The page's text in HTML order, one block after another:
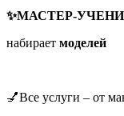
✨МАСТЕР-
набирает моделей
💅Все услуги – от